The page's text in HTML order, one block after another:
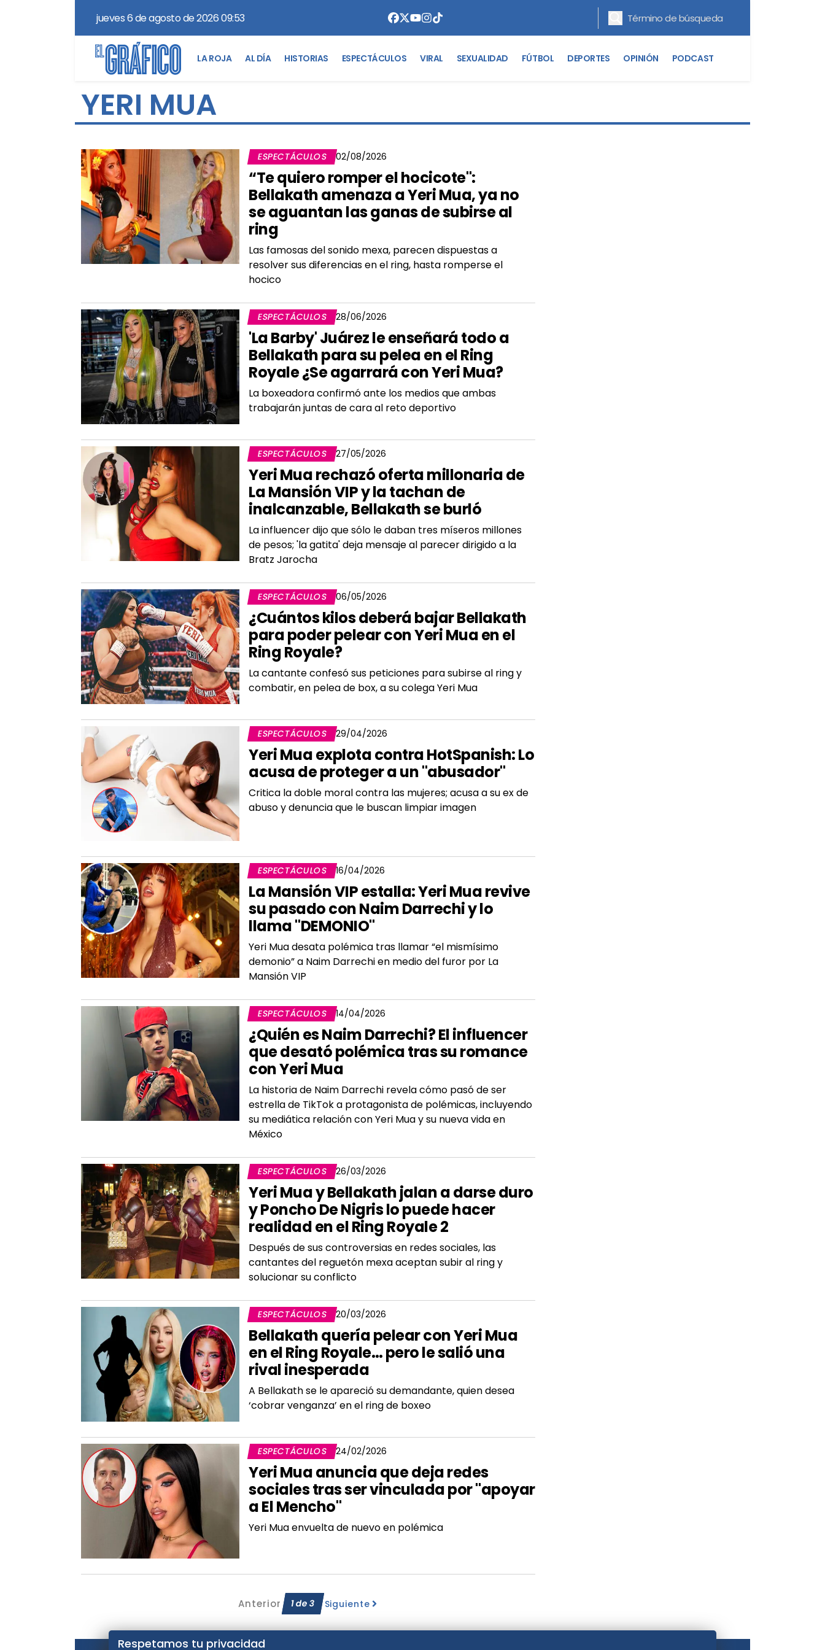
jueves 6 de agosto de 2026 09:53
LA ROJA AL DÍA HISTORIAS ESPECTÁCULOS VIRAL SEXUALIDAD FÚTBOL DEPORTES OPINIÓN PODCAST
YERI MUA
ESPECTÁCULOS 02/08/2026
“Te quiero romper el hocicote":
Bellakath amenaza a Yeri Mua, ya no
se aguantan las ganas de subirse al
ring
Las famosas del sonido mexa, parecen dispuestas a
resolver sus diferencias en el ring, hasta romperse el
hocico
ESPECTÁCULOS 28/06/2026
'La Barby' Juárez le enseñará todo a
Bellakath para su pelea en el Ring
Royale ¿Se agarrará con Yeri Mua?
La boxeadora confirmó ante los medios que ambas
trabajarán juntas de cara al reto deportivo
ESPECTÁCULOS 27/05/2026
Yeri Mua rechazó oferta millonaria de
La Mansión VIP y la tachan de
inalcanzable, Bellakath se burló
La influencer dijo que sólo le daban tres míseros millones
de pesos; 'la gatita' deja mensaje al parecer dirigido a la
Bratz Jarocha
ESPECTÁCULOS 06/05/2026
¿Cuántos kilos deberá bajar Bellakath
para poder pelear con Yeri Mua en el
Ring Royale?
La cantante confesó sus peticiones para subirse al ring y
combatir, en pelea de box, a su colega Yeri Mua
ESPECTÁCULOS 29/04/2026
Yeri Mua explota contra HotSpanish: Lo
acusa de proteger a un "abusador"
Critica la doble moral contra las mujeres; acusa a su ex de
abuso y denuncia que le buscan limpiar imagen
ESPECTÁCULOS 16/04/2026
La Mansión VIP estalla: Yeri Mua revive
su pasado con Naim Darrechi y lo
llama "DEMONIO"
Yeri Mua desata polémica tras llamar “el mismísimo
demonio” a Naim Darrechi en medio del furor por La
Mansión VIP
ESPECTÁCULOS 14/04/2026
¿Quién es Naim Darrechi? El influencer
que desató polémica tras su romance
con Yeri Mua
La historia de Naim Darrechi revela cómo pasó de ser
estrella de TikTok a protagonista de polémicas, incluyendo
su mediática relación con Yeri Mua y su nueva vida en
México
ESPECTÁCULOS 26/03/2026
Yeri Mua y Bellakath jalan a darse duro
y Poncho De Nigris lo puede hacer
realidad en el Ring Royale 2
Después de sus controversias en redes sociales, las
cantantes del reguetón mexa aceptan subir al ring y
solucionar su conflicto
ESPECTÁCULOS 20/03/2026
Bellakath quería pelear con Yeri Mua
en el Ring Royale… pero le salió una
rival inesperada
A Bellakath se le apareció su demandante, quien desea
‘cobrar venganza’ en el ring de boxeo
ESPECTÁCULOS 24/02/2026
Yeri Mua anuncia que deja redes
sociales tras ser vinculada por "apoyar
a El Mencho"
Yeri Mua envuelta de nuevo en polémica
Anterior 1de3 Siguiente
Respetamos tu privacidad